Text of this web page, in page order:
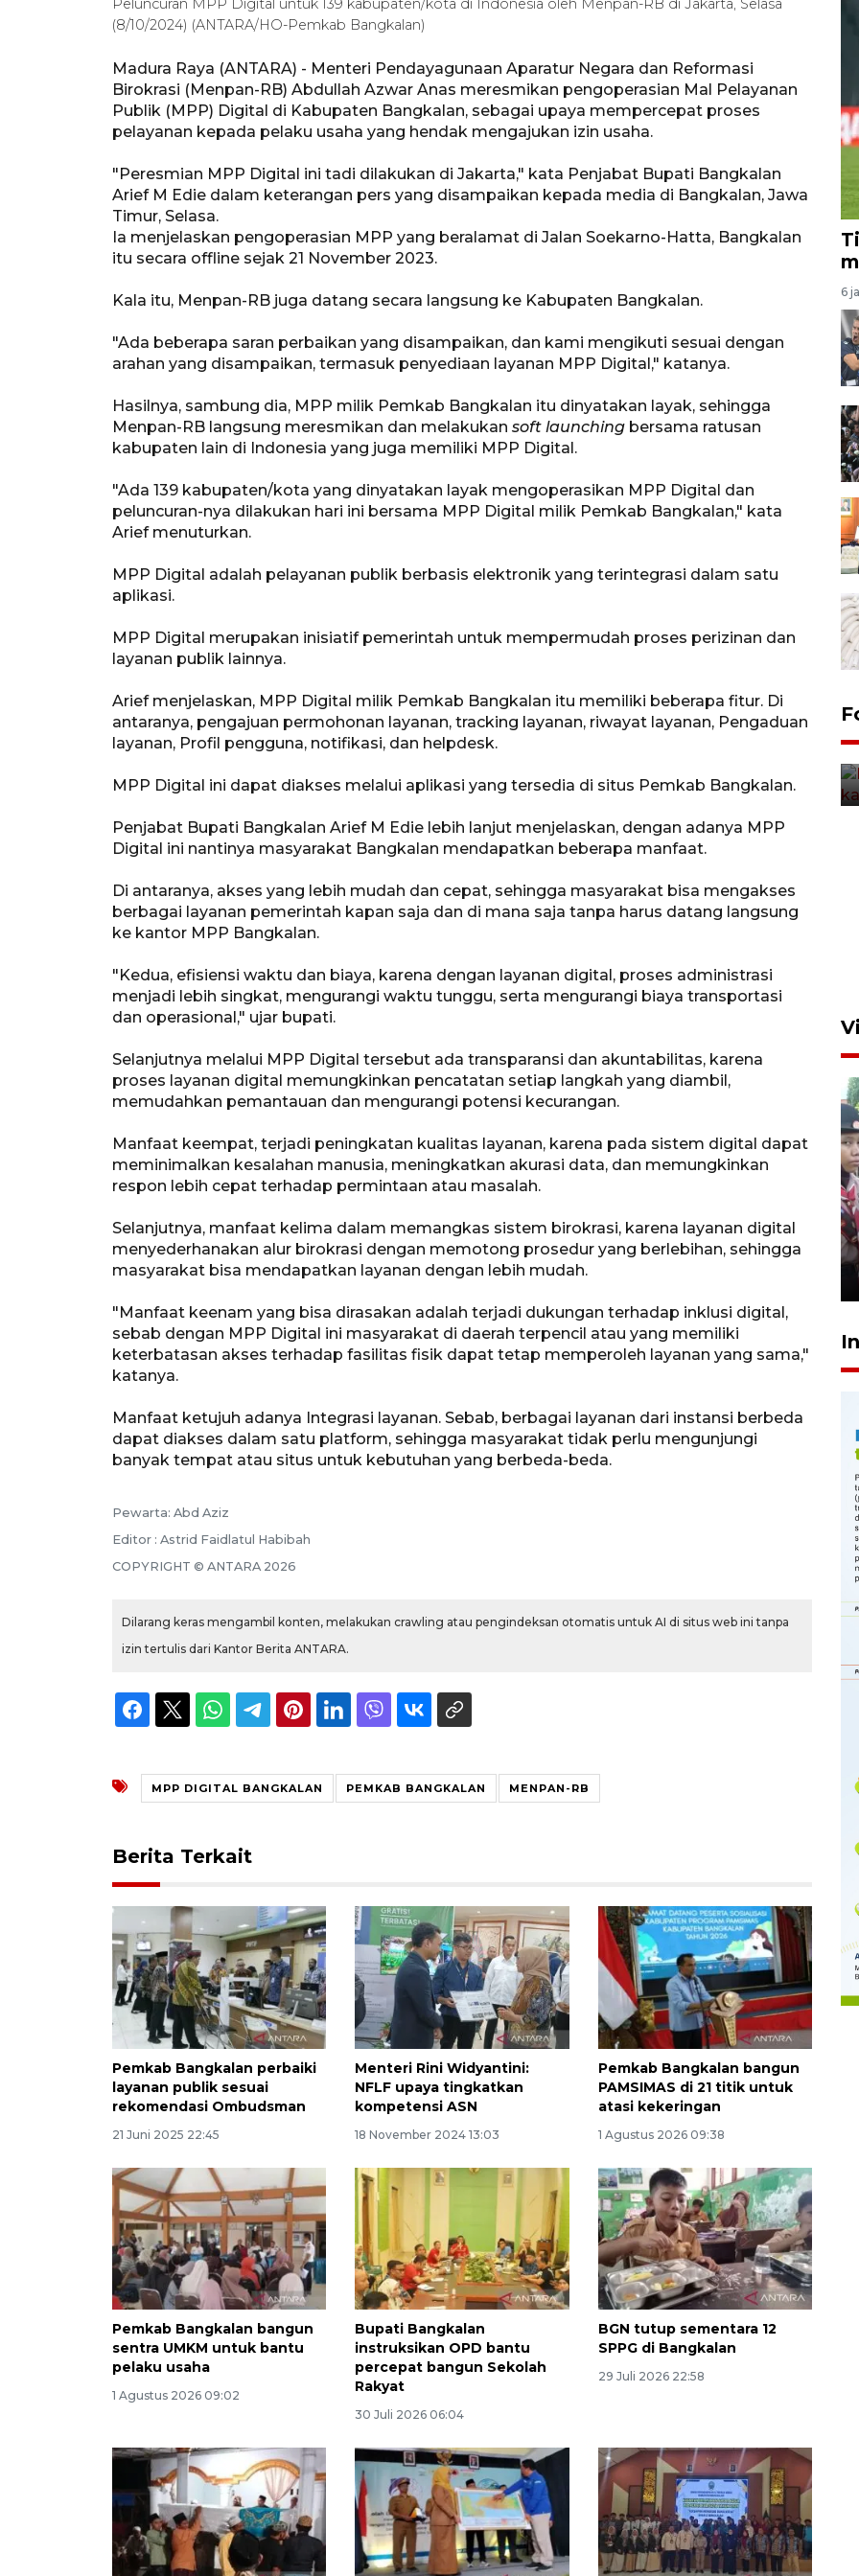
Peluncuran MPP Digital untuk 139 kabupaten/kota di Indonesia oleh Menpan-RB di Jakarta, Selasa
(8/10/2024) (ANTARA/HO-Pemkab Bangkalan)
Madura Raya (ANTARA) - Menteri Pendayagunaan Aparatur Negara dan Reformasi
Birokrasi (Menpan-RB) Abdullah Azwar Anas meresmikan pengoperasian Mal Pelayanan
Publik (MPP) Digital di Kabupaten Bangkalan, sebagai upaya mempercepat proses
pelayanan kepada pelaku usaha yang hendak mengajukan izin usaha.
"Peresmian MPP Digital ini tadi dilakukan di Jakarta," kata Penjabat Bupati Bangkalan
Arief M Edie dalam keterangan pers yang disampaikan kepada media di Bangkalan, Jawa
Timur, Selasa.
Ia menjelaskan pengoperasian MPP yang beralamat di Jalan Soekarno-Hatta, Bangkalan
itu secara offline sejak 21 November 2023.
Kala itu, Menpan-RB juga datang secara langsung ke Kabupaten Bangkalan.
"Ada beberapa saran perbaikan yang disampaikan, dan kami mengikuti sesuai dengan
arahan yang disampaikan, termasuk penyediaan layanan MPP Digital," katanya.
Hasilnya, sambung dia, MPP milik Pemkab Bangkalan itu dinyatakan layak, sehingga
Menpan-RB langsung meresmikan dan melakukan soft launching bersama ratusan
kabupaten lain di Indonesia yang juga memiliki MPP Digital.
"Ada 139 kabupaten/kota yang dinyatakan layak mengoperasikan MPP Digital dan
peluncuran-nya dilakukan hari ini bersama MPP Digital milik Pemkab Bangkalan," kata
Arief menuturkan.
MPP Digital adalah pelayanan publik berbasis elektronik yang terintegrasi dalam satu
aplikasi.
MPP Digital merupakan inisiatif pemerintah untuk mempermudah proses perizinan dan
layanan publik lainnya.
Arief menjelaskan, MPP Digital milik Pemkab Bangkalan itu memiliki beberapa fitur. Di
antaranya, pengajuan permohonan layanan, tracking layanan, riwayat layanan, Pengaduan
layanan, Profil pengguna, notifikasi, dan helpdesk.
MPP Digital ini dapat diakses melalui aplikasi yang tersedia di situs Pemkab Bangkalan.
Penjabat Bupati Bangkalan Arief M Edie lebih lanjut menjelaskan, dengan adanya MPP
Digital ini nantinya masyarakat Bangkalan mendapatkan beberapa manfaat.
Di antaranya, akses yang lebih mudah dan cepat, sehingga masyarakat bisa mengakses
berbagai layanan pemerintah kapan saja dan di mana saja tanpa harus datang langsung
ke kantor MPP Bangkalan.
"Kedua, efisiensi waktu dan biaya, karena dengan layanan digital, proses administrasi
menjadi lebih singkat, mengurangi waktu tunggu, serta mengurangi biaya transportasi
dan operasional," ujar bupati.
Selanjutnya melalui MPP Digital tersebut ada transparansi dan akuntabilitas, karena
proses layanan digital memungkinkan pencatatan setiap langkah yang diambil,
memudahkan pemantauan dan mengurangi potensi kecurangan.
Manfaat keempat, terjadi peningkatan kualitas layanan, karena pada sistem digital dapat
meminimalkan kesalahan manusia, meningkatkan akurasi data, dan memungkinkan
respon lebih cepat terhadap permintaan atau masalah.
Selanjutnya, manfaat kelima dalam memangkas sistem birokrasi, karena layanan digital
menyederhanakan alur birokrasi dengan memotong prosedur yang berlebihan, sehingga
masyarakat bisa mendapatkan layanan dengan lebih mudah.
"Manfaat keenam yang bisa dirasakan adalah terjadi dukungan terhadap inklusi digital,
sebab dengan MPP Digital ini masyarakat di daerah terpencil atau yang memiliki
keterbatasan akses terhadap fasilitas fisik dapat tetap memperoleh layanan yang sama,"
katanya.
Manfaat ketujuh adanya Integrasi layanan. Sebab, berbagai layanan dari instansi berbeda
dapat diakses dalam satu platform, sehingga masyarakat tidak perlu mengunjungi
banyak tempat atau situs untuk kebutuhan yang berbeda-beda.
Pewarta: Abd Aziz
Editor : Astrid Faidlatul Habibah
COPYRIGHT © ANTARA 2026
Dilarang keras mengambil konten, melakukan crawling atau pengindeksan otomatis untuk AI di situs web ini tanpa
izin tertulis dari Kantor Berita ANTARA.
MPP DIGITAL BANGKALAN PEMKAB BANGKALAN MENPAN-RB
Berita Terkait
Pemkab Bangkalan perbaiki
layanan publik sesuai
rekomendasi Ombudsman
21 Juni 2025 22:45
Menteri Rini Widyantini:
NFLF upaya tingkatkan
kompetensi ASN
18 November 2024 13:03
Pemkab Bangkalan bangun
PAMSIMAS di 21 titik untuk
atasi kekeringan
1 Agustus 2026 09:38
Pemkab Bangkalan bangun
sentra UMKM untuk bantu
pelaku usaha
1 Agustus 2026 09:02
Bupati Bangkalan
instruksikan OPD bantu
percepat bangun Sekolah
Rakyat
30 Juli 2026 06:04
BGN tutup sementara 12
SPPG di Bangkalan
29 Juli 2026 22:58
6
Uji fungsi jembatan kereta api
di Jember
Desa Tangguh Bencana di
Jawa Timur
5 Agustus 2026 19:09
Memberantas kejahatan
jalanan Jakarta
2026-08-05 18:00:00